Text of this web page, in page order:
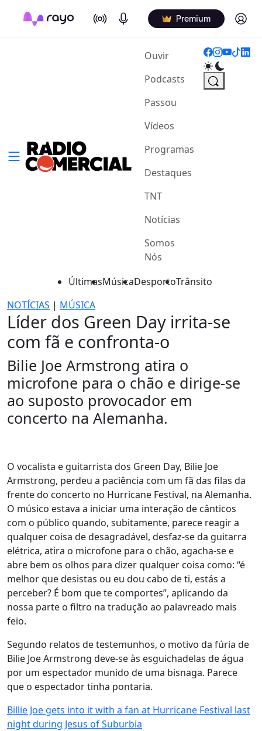
On Air Podcasts Premium Log in
Ouvir(current)
Podcasts
Passou
Vídeos
Programas
Destaques
TNT
Notícias
Somos
Nós
ÚltimasMúsicaDesportoTrânsito
NOTÍCIAS | MÚSICA
Líder dos Green Day irrita-se
com fã e confronta-o
Bilie Joe Armstrong atira o
microfone para o chão e dirige-se
ao suposto provocador em
concerto na Alemanha.
O vocalista e guitarrista dos Green Day, Bilie Joe
Armstrong, perdeu a paciência com um fã das filas da
frente do concerto no Hurricane Festival, na Alemanha.
O músico estava a iniciar uma interação de cânticos
com o público quando, subitamente, parece reagir a
qualquer coisa de desagradável, desfaz-se da guitarra
elétrica, atira o microfone para o chão, agacha-se e
abre bem os olhos para dizer qualquer coisa como: “é
melhor que desistas ou eu dou cabo de ti, estás a
perceber? É bom que te comportes”, aplicando da
nossa parte o filtro na tradução ao palavreado mais
feio.
Segundo relatos de testemunhos, o motivo da fúria de
Bilie Joe Armstrong deve-se às esguichadelas de água
por um espectador munido de uma bisnaga. Parece
que o espectador tinha pontaria.
Billie Joe gets into it with a fan at Hurricane Festival last
night during Jesus of Suburbia